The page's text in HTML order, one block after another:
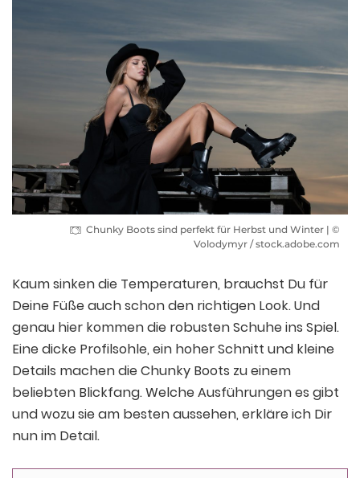
Chunky Boots sind perfekt für Herbst und Winter | ©
Volodymyr / stock.adobe.com
Kaum sinken die Temperaturen, brauchst Du für
Deine Füße auch schon den richtigen Look. Und
genau hier kommen die robusten Schuhe ins Spiel.
Eine dicke Profilsohle, ein hoher Schnitt und kleine
Details machen die Chunky Boots zu einem
beliebten Blickfang. Welche Ausführungen es gibt
und wozu sie am besten aussehen, erkläre ich Dir
nun im Detail.